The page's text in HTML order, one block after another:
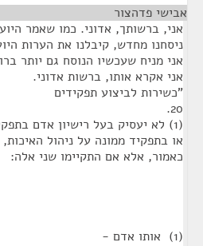
אבישי פדהצור
אני, ברשותך, אדוני. כמו שאמר
ניסחנו מחדש, קיבלנו את הערות
אני מניח שעכשיו הנוסח גם יותר
אני אקרא אותו, ברשות אדוני.
"כשירות לביצוע תפקידים
20.
(1) לא יעסיק בעל רישיון אדם
או בתפקיד ממונה על ניהול
כאמור, אלא אם התקיימו שני אלה:
(1) אותו אדם -